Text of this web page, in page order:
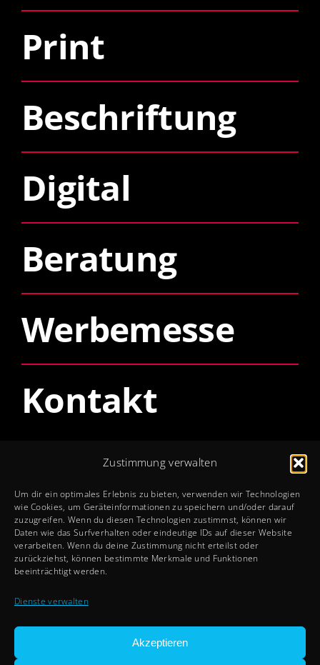
Zustimmung verwalten
Um dir ein optimales Erlebnis zu bieten, verwenden wir Technologien
wie Cookies, um Geräteinformationen zu speichern und/oder darauf
zuzugreifen. Wenn du diesen Technologien zustimmst, können wir
Daten wie das Surfverhalten oder eindeutige IDs auf dieser Website
verarbeiten. Wenn du deine Zustimmung nicht erteilst oder
zurückziehst, können bestimmte Merkmale und Funktionen
beeinträchtigt werden.
Dienste verwalten
Akzeptieren
Print
Beschriftung
Digital
Beratung
Werbemesse
Kontakt
Fr: 8 – 12 + 13 – 15 Uhr
Sa + So: Geschlossen
Rechtliches